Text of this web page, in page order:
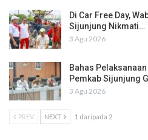
Di Car Free Day,
Sijunjung Nikmati…
3 Agu 2026
Bahas
Pemkab Sijunjung
3 Agu 2026
PREV NEXT 1 daripada 2